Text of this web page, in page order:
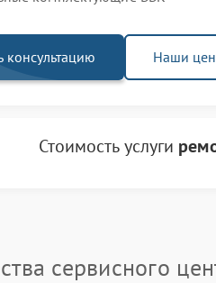
консультацию Наши
Стоимость услуги
сервисного